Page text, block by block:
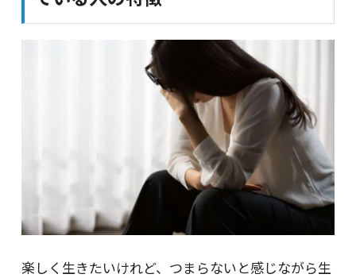
楽しく生きたいけれど、つまらないと感じながら生